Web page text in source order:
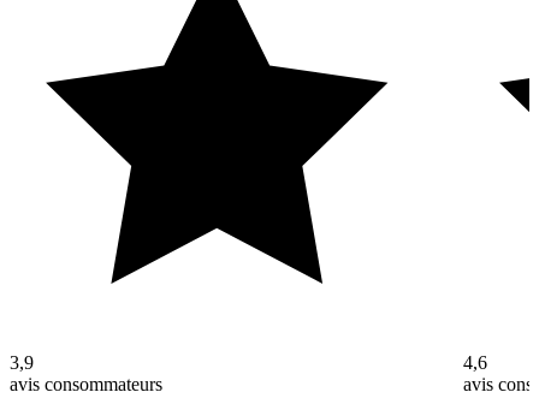
3,9
avis consommateurs
4,6
avis